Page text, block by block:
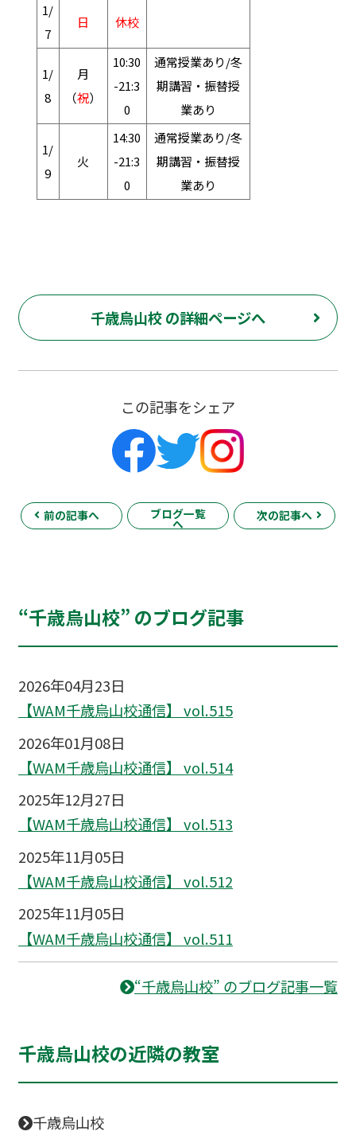
1/
7
日 休校
1/
8
月
（祝）
10:30
-21:3
0
通常授業あり/冬
期講習・振替授
業あり
1/
9
火
14:30
-21:3
0
通常授業あり/冬
期講習・振替授
業あり
千歳烏山校 の詳細ページへ
この記事をシェア
前の記事へ ブログ一覧
へ
次の記事へ
“千歳烏山校” のブログ記事
2026年04月23日
【WAM千歳烏山校通信】 vol.515
2026年01月08日
【WAM千歳烏山校通信】 vol.514
2025年12月27日
【WAM千歳烏山校通信】 vol.513
2025年11月05日
【WAM千歳烏山校通信】 vol.512
2025年11月05日
【WAM千歳烏山校通信】 vol.511
“千歳烏山校” のブログ記事一覧
千歳烏山校の近隣の教室
千歳烏山校